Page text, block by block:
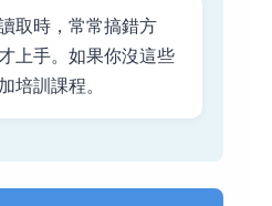
取時，常常搞錯方
上手。如果你沒這些
培訓課程。